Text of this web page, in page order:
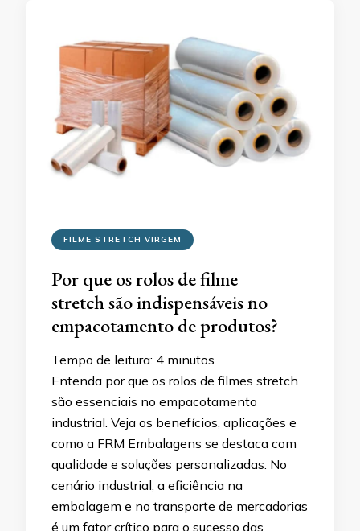
FILME STRETCH VIRGEM
Por que os rolos de filme
stretch são indispensáveis no
empacotamento de produtos?
Tempo de leitura: 4 minutos
Entenda por que os rolos de filmes stretch
são essenciais no empacotamento
industrial. Veja os benefícios, aplicações e
como a FRM Embalagens se destaca com
qualidade e soluções personalizadas. No
cenário industrial, a eficiência na
embalagem e no transporte de mercadorias
é um fator crítico para o sucesso das